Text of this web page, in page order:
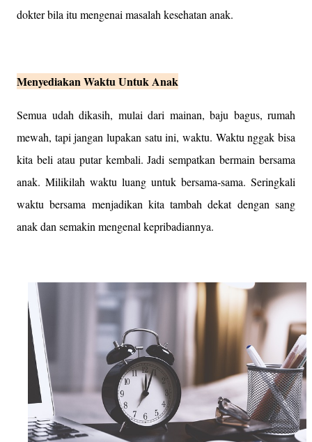
dokter bila itu mengenai masalah kesehatan anak.
Menyediakan Waktu Untuk Anak
Semua udah dikasih, mulai dari mainan, baju bagus, rumah
mewah, tapi jangan lupakan satu ini, waktu. Waktu nggak bisa
kita beli atau putar kembali. Jadi sempatkan bermain bersama
anak. Milikilah waktu luang untuk bersama-sama. Seringkali
waktu bersama menjadikan kita tambah dekat dengan sang
anak dan semakin mengenal kepribadiannya.